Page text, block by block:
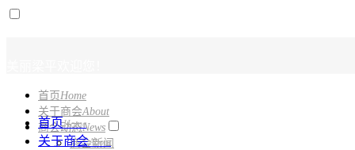
首页Home
关于商会About
商会动态News
商会新闻
首页Home
关于商会About